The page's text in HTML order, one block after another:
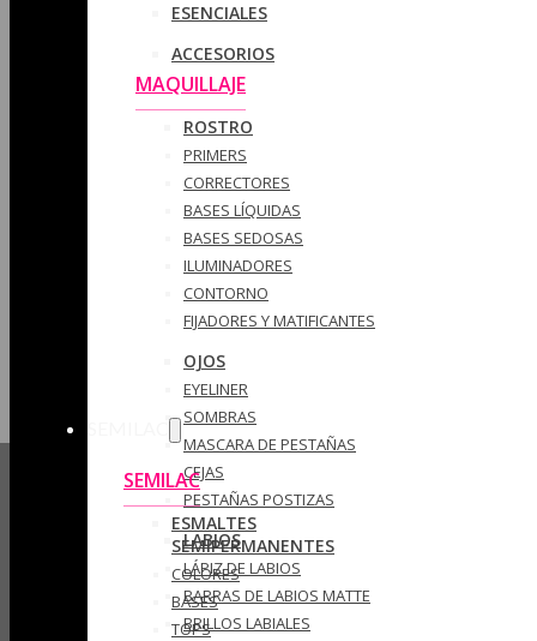
ESENCIALES
ACCESORIOS
MAQUILLAJE
ROSTRO
PRIMERS
CORRECTORES
BASES LÍQUIDAS
BASES SEDOSAS
ILUMINADORES
CONTORNO
FIJADORES Y MATIFICANTES
OJOS
EYELINER
SOMBRAS
MASCARA DE PESTAÑAS
CEJAS
PESTAÑAS POSTIZAS
LABIOS
LÁPIZ DE LABIOS
BARRAS DE LABIOS MATTE
BRILLOS LABIALES
SEMILAC
ESMALTES
SEMIPERMANENTES
COLORES
BASES
TOPS